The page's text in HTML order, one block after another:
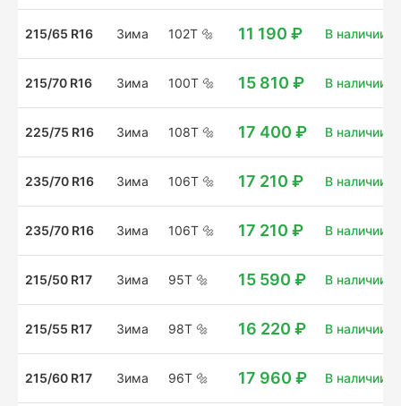
215/65 R16 Зима 102T 🔩 11 190 ₽ В наличии:
215/70 R16 Зима 100T 🔩 15 810 ₽ В наличии:
225/75 R16 Зима 108T 🔩 17 400 ₽ В наличии:
235/70 R16 Зима 106T 🔩 17 210 ₽ В наличии:
235/70 R16 Зима 106T 🔩 17 210 ₽ В наличии:
215/50 R17 Зима 95T 🔩 15 590 ₽ В наличии:
215/55 R17 Зима 98T 🔩 16 220 ₽ В наличии:
215/60 R17 Зима 96T 🔩 17 960 ₽ В наличии: